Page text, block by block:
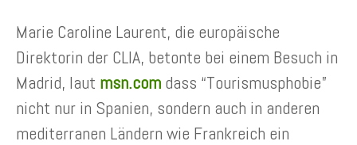
Marie Caroline Laurent, die europäische
Direktorin der CLIA, betonte bei einem Besuch in
Madrid, laut msn.com dass “Tourismusphobie”
nicht nur in Spanien, sondern auch in anderen
mediterranen Ländern wie Frankreich ein